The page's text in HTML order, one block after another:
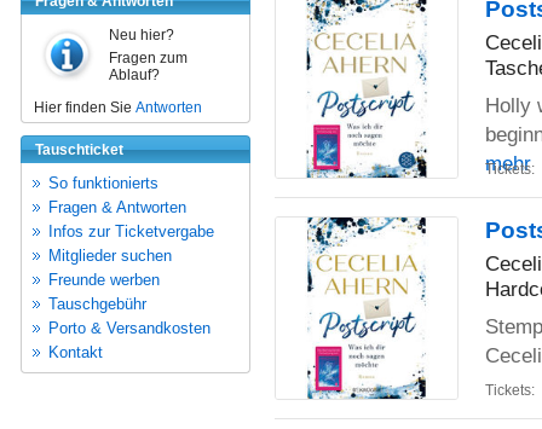
Neu hier?
Fragen zum
Ablauf?
Hier finden Sie Antworten
Tauschticket
So funktionierts
Fragen & Antworten
Infos zur Ticketvergabe
Mitglieder suchen
Freunde werben
Tauschgebühr
Porto & Versandkosten
Kontakt
Holly
mehr
Tickets:
Tickets: